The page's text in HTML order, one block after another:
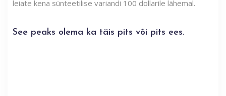
leiate kena sünteetilise variandi 100 dollarile lähemal.
See peaks olema ka täis pits või pits ees.